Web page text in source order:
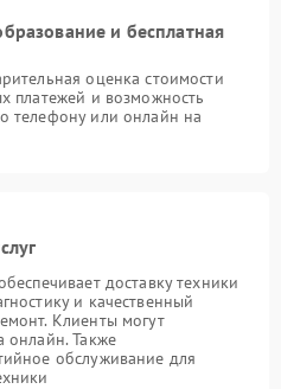
и бесплатная
оценка стоимости
платежей и возможность
телефону или онлайн на
доставку техники
и качественный
Клиенты могут
онлайн. Также
обслуживание для